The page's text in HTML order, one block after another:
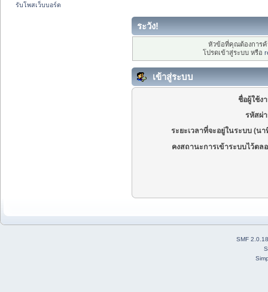
รับโพสเว็บบอร์ด
ระวัง!
หัวข้อที่คุณต้องการ
โปรดเข้าสู่ระบบ หรือ
เข้าสู่ระบบ
ชื่อผู้ใช้ง
รหัสผ่
ระยะเวลาที่จะอยู่ในระบบ (นา
คงสถานะการเข้าระบบไว้ตล
SMF 2.0.18